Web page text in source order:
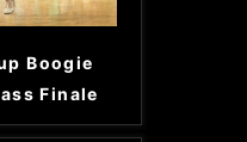
Boogie
Finale